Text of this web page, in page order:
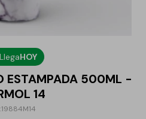
LlegaHOY
ESTAMPADA 500ML -
14
19884M14